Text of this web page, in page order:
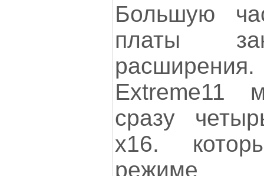
Большую
платы
Extreme11
сразу
х16.
режиме